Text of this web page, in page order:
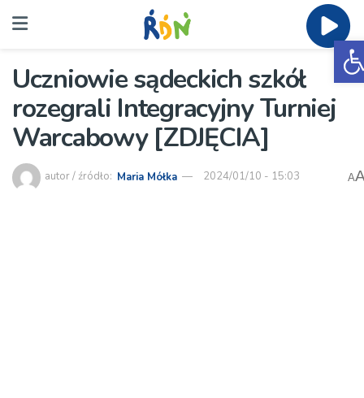
Uczniowie sądeckich szkół
rozegrali Integracyjny Turniej
Warcabowy [ZDJĘCIA]
autor / źródło: Maria Mółka 2024/01/10 - 15:03 A